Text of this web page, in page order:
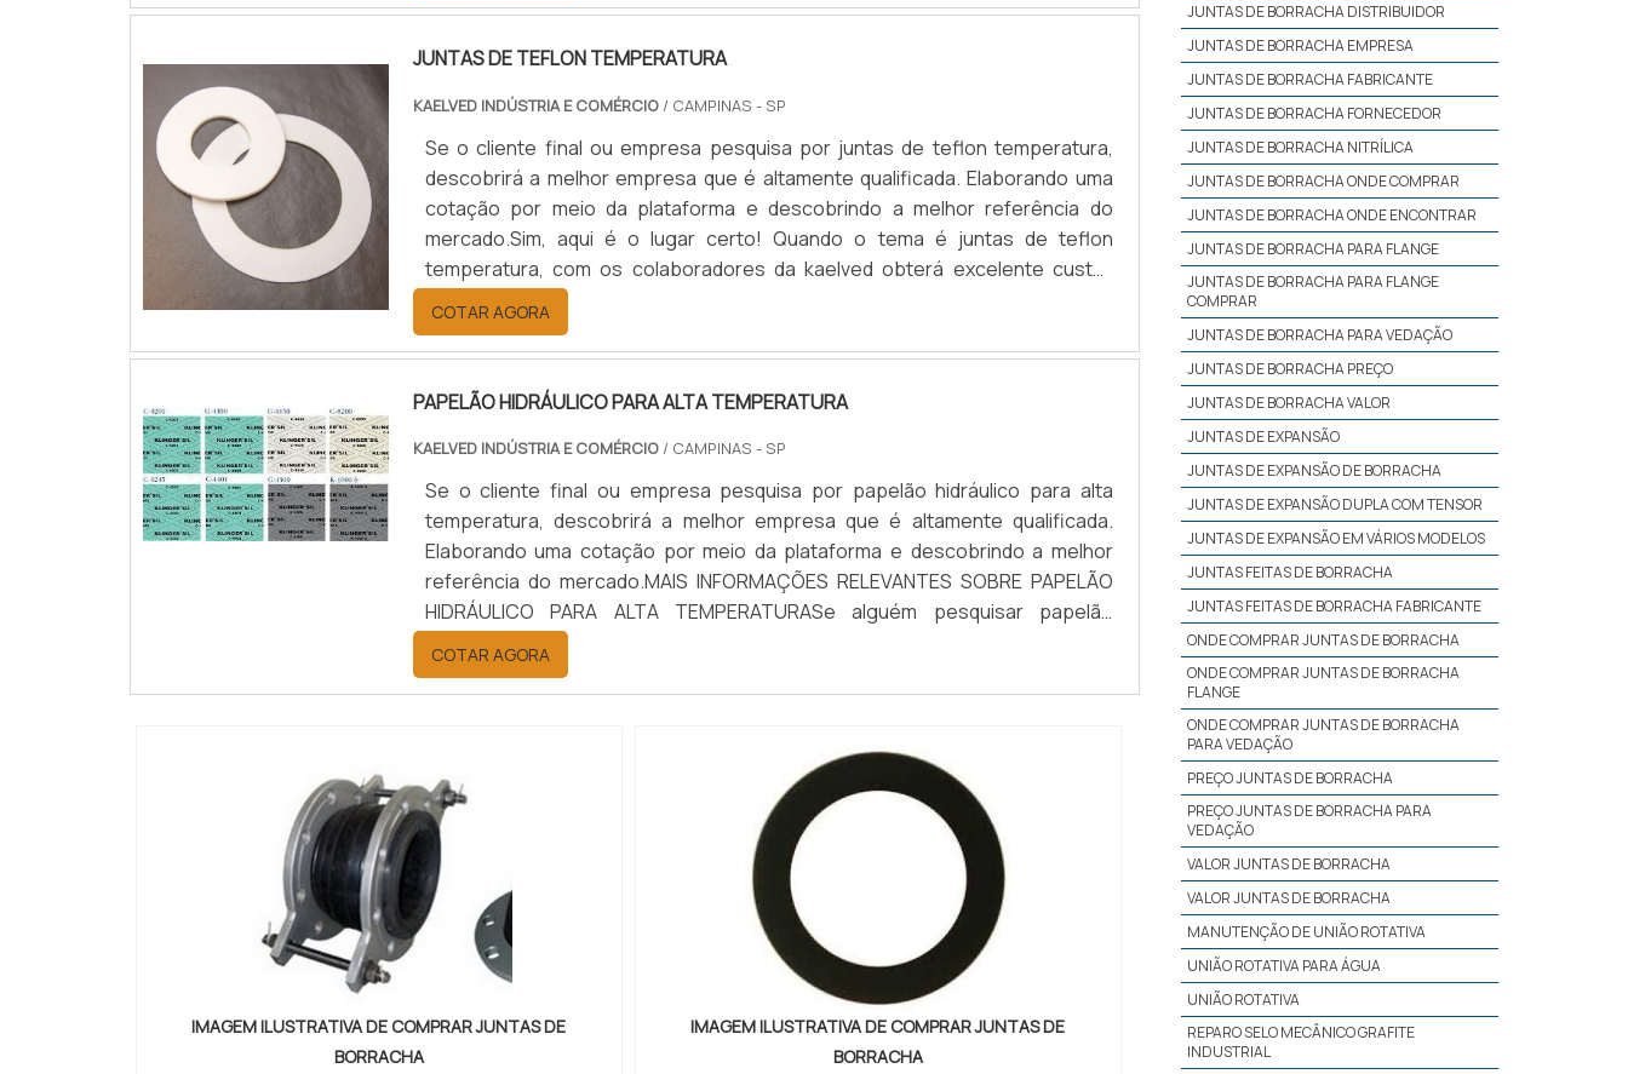
JUNTAS DE TEFLON TEMPERATURA
KAELVED INDÚSTRIA E COMÉRCIO / CAMPINAS - SP
Se o cliente final ou empresa pesquisa por juntas de teflon temperatura,
descobrirá a melhor empresa que é altamente qualificada. Elaborando uma
cotação por meio da plataforma e descobrindo a melhor referência do
mercado.Sim, aqui é o lugar certo! Quando o tema é juntas de teflon
temperatura, com os colaboradores da kaelved obterá excelente custo-
benefício com assessoria técnica especializada.UM POUCO MAIS SOBRE
JUNTAS DE TEFLON TEMPERA...
COTAR AGORA
PAPELÃO HIDRÁULICO PARA ALTA TEMPERATURA
KAELVED INDÚSTRIA E COMÉRCIO / CAMPINAS - SP
Se o cliente final ou empresa pesquisa por papelão hidráulico para alta
temperatura, descobrirá a melhor empresa que é altamente qualificada.
Elaborando uma cotação por meio da plataforma e descobrindo a melhor
referência do mercado.MAIS INFORMAÇÕES RELEVANTES SOBRE PAPELÃO
HIDRÁULICO PARA ALTA TEMPERATURASe alguém pesquisar papelão
hidráulico para alta temperatura encontra na internet a kaelved. Uma
empresa com alto know-how em laudos ...
COTAR AGORA
IMAGEM ILUSTRATIVA DE COMPRAR JUNTAS DE
BORRACHA
IMAGEM ILUSTRATIVA DE COMPRAR JUNTAS DE
BORRACHA
JUNTAS DE BORRACHA DISTRIBUIDOR
JUNTAS DE BORRACHA EMPRESA
JUNTAS DE BORRACHA FABRICANTE
JUNTAS DE BORRACHA FORNECEDOR
JUNTAS DE BORRACHA NITRÍLICA
JUNTAS DE BORRACHA ONDE COMPRAR
JUNTAS DE BORRACHA ONDE ENCONTRAR
JUNTAS DE BORRACHA PARA FLANGE
JUNTAS DE BORRACHA PARA FLANGE
COMPRAR
JUNTAS DE BORRACHA PARA VEDAÇÃO
JUNTAS DE BORRACHA PREÇO
JUNTAS DE BORRACHA VALOR
JUNTAS DE EXPANSÃO
JUNTAS DE EXPANSÃO DE BORRACHA
JUNTAS DE EXPANSÃO DUPLA COM TENSOR
JUNTAS DE EXPANSÃO EM VÁRIOS MODELOS
JUNTAS FEITAS DE BORRACHA
JUNTAS FEITAS DE BORRACHA FABRICANTE
ONDE COMPRAR JUNTAS DE BORRACHA
ONDE COMPRAR JUNTAS DE BORRACHA
FLANGE
ONDE COMPRAR JUNTAS DE BORRACHA
PARA VEDAÇÃO
PREÇO JUNTAS DE BORRACHA
PREÇO JUNTAS DE BORRACHA PARA
VEDAÇÃO
VALOR JUNTAS DE BORRACHA
VALOR JUNTAS DE BORRACHA
MANUTENÇÃO DE UNIÃO ROTATIVA
UNIÃO ROTATIVA PARA ÁGUA
UNIÃO ROTATIVA
REPARO SELO MECÂNICO GRAFITE
INDUSTRIAL